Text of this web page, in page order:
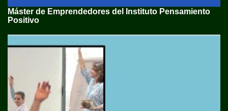
Máster de Emprendedores del Instituto Pensamiento
Positivo